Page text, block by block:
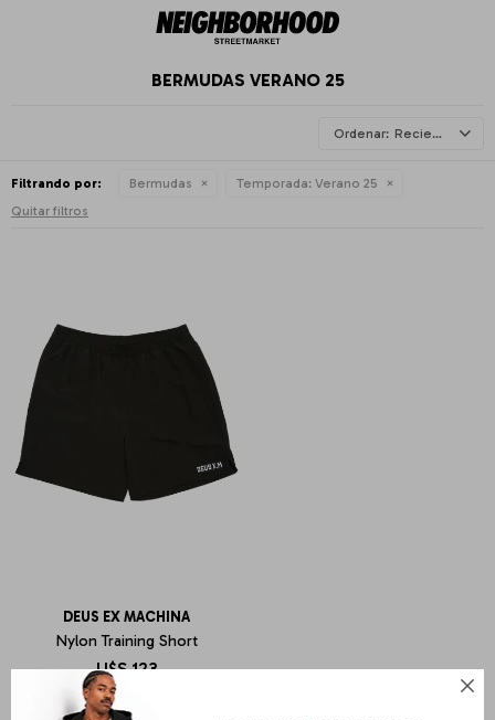

BERMUDAS VERANO 25
Recientes
Filtrando por: Bermudas Temporada: Verano 25
Quitar filtros
DEUS EX MACHINA
Nylon Training Short
U$S 123